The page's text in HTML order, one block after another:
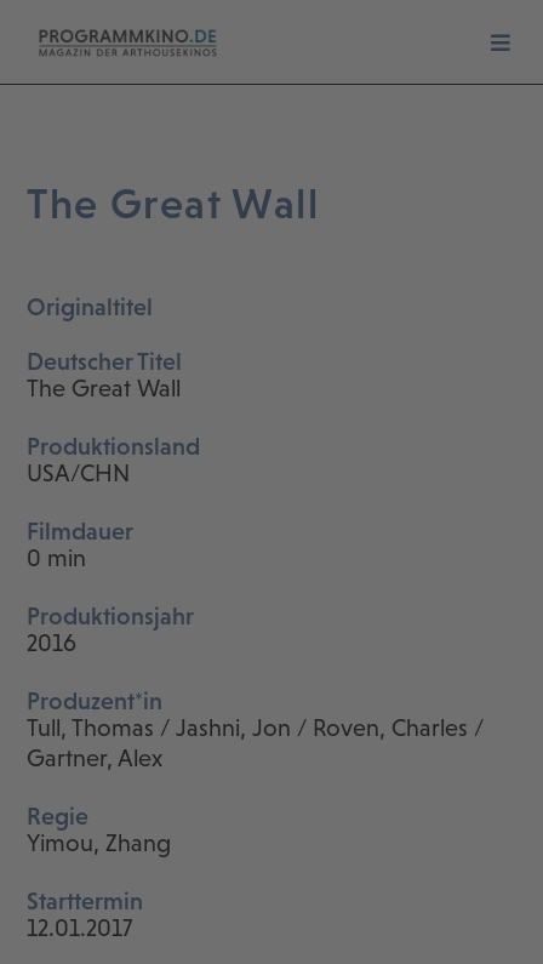
The Great Wall
Originaltitel
Deutscher Titel
The Great Wall
Produktionsland
USA/CHN
Filmdauer
0 min
Produktionsjahr
2016
Produzent*in
Tull, Thomas / Jashni, Jon / Roven, Charles /
Gartner, Alex
Regie
Yimou, Zhang
Starttermin
12.01.2017